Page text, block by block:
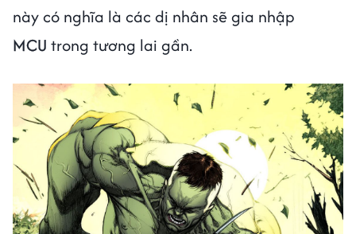
này có nghĩa là các dị nhân ​​sẽ gia nhập
MCU trong tương lai gần.